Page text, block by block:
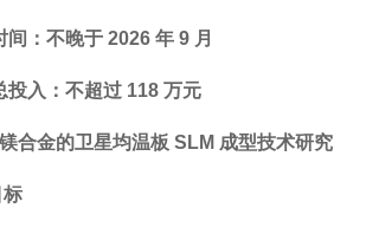
间：不晚于 2026 年 9 月
投入：不超过 118 万元
合金的卫星均温板 SLM 成型技术研究
标